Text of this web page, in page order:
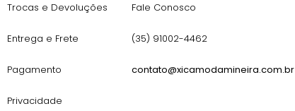
Trocas e Devoluções
Entrega e Frete
Pagamento
Privacidade
Fale Conosco
(35) 91002-4462
contato@xicamodamineira.com.br